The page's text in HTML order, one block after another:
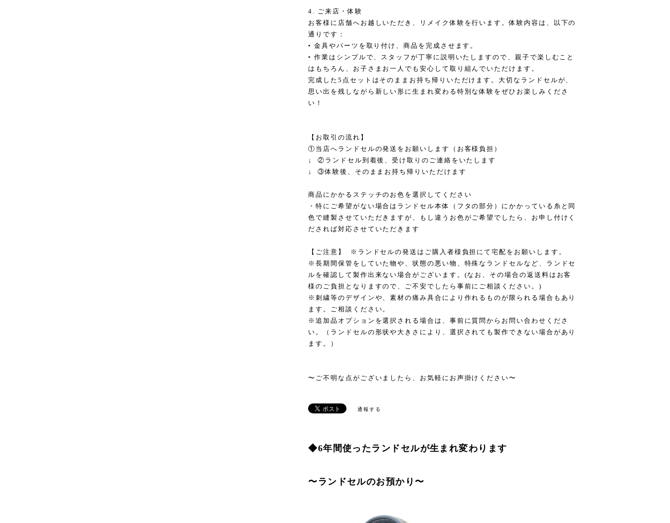
4. ご来店・体験
お客様に店舗へお越しいただき、リメイク体験を行います。体験内容は、以下の
通りです：
• 金具やパーツを取り付け、商品を完成させます。
• 作業はシンプルで、スタッフが丁寧に説明いたしますので、親子で楽しむこと
はもちろん、お子さまお一人でも安心して取り組んでいただけます。
完成した5点セットはそのままお持ち帰りいただけます。大切なランドセルが、
思い出を残しながら新しい形に生まれ変わる特別な体験をぜひお楽しみくださ
い！
【お取引の流れ】
①当店へランドセルの発送をお願いします（お客様負担）
↓ ②ランドセル到着後、受け取りのご連絡をいたします
↓ ③体験後、そのままお持ち帰りいただけます
商品にかかるステッチのお色を選択してください
・特にご希望がない場合はランドセル本体（フタの部分）にかかっている糸と同
色で縫製させていただきますが、もし違うお色がご希望でしたら、お申し付けく
だされば対応させていただきます
【ご注意】 ※ランドセルの発送はご購入者様負担にて宅配をお願いします。
※長期間保管をしていた物や、状態の悪い物、特殊なランドセルなど、ランドセ
ルを確認して製作出来ない場合がございます。(なお、その場合の返送料はお客
様のご負担となりますので、ご不安でしたら事前にご相談ください。)
※刺繍等のデザインや、素材の痛み具合により作れるものが限られる場合もあり
ます。ご相談ください。
※追加品オプションを選択される場合は、事前に質問からお問い合わせくださ
い。（ランドセルの形状や大きさにより、選択されても製作できない場合があり
ます。）
〜ご不明な点がございましたら、お気軽にお声掛けください〜
通報する
◆6年間使ったランドセルが生まれ変わります
〜ランドセルのお預かり〜